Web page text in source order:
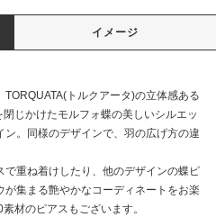
イメージ
トルクアータ)の立体感ある
じかけたモルフォ蝶の美しいシルエッ
ン。同様のデザインで、羽の広げ方の違
重ね着けしたり、他のデザインの蝶ピ
集まる艶やかなコーディネートをお楽
材のピアスもございます。